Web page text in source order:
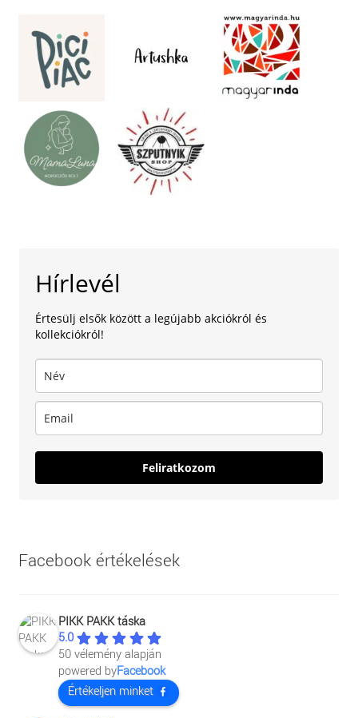
Hírlevél
Értesülj elsők között a legújabb akciókról és
kollekciókról!
Feliratkozom
Facebook értékelések
PIKK PAKK táska
5.0
50 vélemény alapján
powered byFacebook
Értékeljen minket